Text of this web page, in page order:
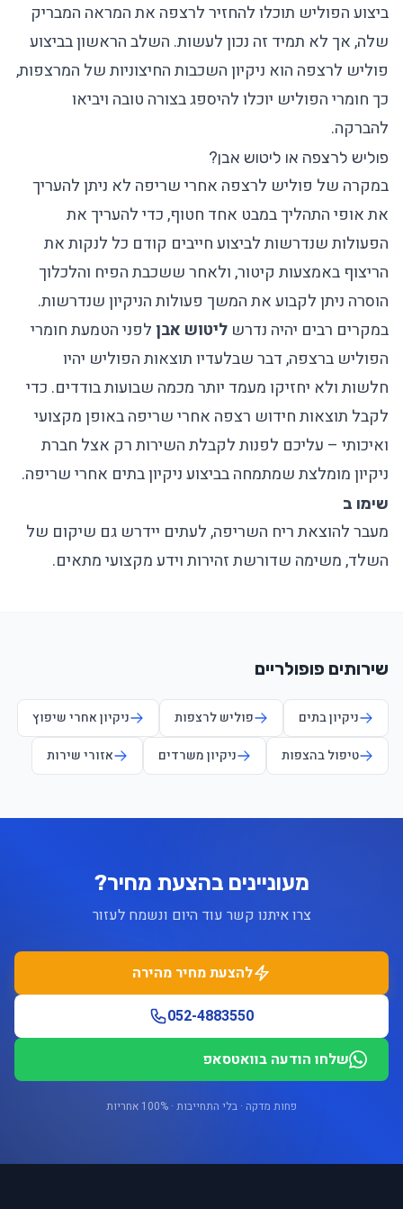
ביצוע הפוליש תוכלו להחזיר לרצפה את המראה המבריק
שלה, אך לא תמיד זה נכון לעשות. השלב הראשון בביצוע
פוליש לרצפה הוא ניקיון השכבות החיצוניות של המרצפות,
כך חומרי הפוליש יוכלו להיספג בצורה טובה ויביאו
להברקה.
פוליש לרצפה או ליטוש אבן?
במקרה של פוליש לרצפה אחרי שריפה לא ניתן להעריך
את אופי התהליך במבט אחד חטוף, כדי להעריך את
הפעולות שנדרשות לביצוע חייבים קודם כל לנקות את
הריצוף באמצעות קיטור, ולאחר ששכבת הפיח והלכלוך
הוסרה ניתן לקבוע את המשך פעולות הניקיון שנדרשות.
במקרים רבים יהיה נדרש ליטוש אבן לפני הטמעת חומרי
הפוליש ברצפה, דבר שבלעדיו תוצאות הפוליש יהיו
חלשות ולא יחזיקו מעמד יותר מכמה שבועות בודדים. כדי
לקבל תוצאות חידוש רצפה אחרי שריפה באופן מקצועי
ואיכותי – עליכם לפנות לקבלת השירות רק אצל חברת
ניקיון מומלצת שמתמחה בביצוע ניקיון בתים אחרי שריפה.
שימו ב
מעבר להוצאת ריח השריפה, לעתים יידרש גם שיקום של
השלד, משימה שדורשת זהירות וידע מקצועי מתאים.
שירותים פופולריים
ניקיון בתים פוליש לרצפות
ניקיון אחרי שיפוץ
טיפול בהצפות
ניקיון משרדים אזורי שירות
מעוניינים בהצעת מחיר?
צרו איתנו קשר עוד היום ונשמח לעזור
להצעת מחיר מהירה
052-4883550
שלחו הודעה בוואטסאפ
פחות מדקה · בלי התחייבות · 100% אחריות